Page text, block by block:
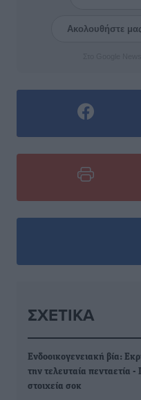
Ακολουθήστε
ΣΧΕΤΙΚΆ
Ενδοοικογενειακή βία:
την τελευταία πενταετία
στοιχεία σοκ